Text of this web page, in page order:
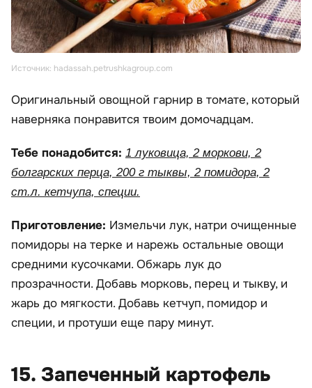
Источник: hadassah.petrushkagroup.com
Оригинальный овощной гарнир в томате, который
наверняка понравится твоим домочадцам.
Тебе понадобится: 1 луковица, 2 моркови, 2
болгарских перца, 200 г тыквы, 2 помидора, 2
ст.л. кетчупа, специи.
Приготовление: Измельчи лук, натри очищенные
помидоры на терке и нарежь остальные овощи
средними кусочками. Обжарь лук до
прозрачности. Добавь морковь, перец и тыкву, и
жарь до мягкости. Добавь кетчуп, помидор и
специи, и протуши еще пару минут.
15. Запеченный картофель